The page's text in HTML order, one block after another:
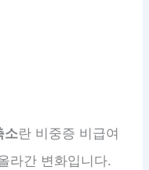
소란 비중증 비급여
라간 변화입니다.